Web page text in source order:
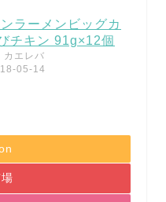
ラーメンビッグカ
チキン 91g×12個
カエレバ
05-14